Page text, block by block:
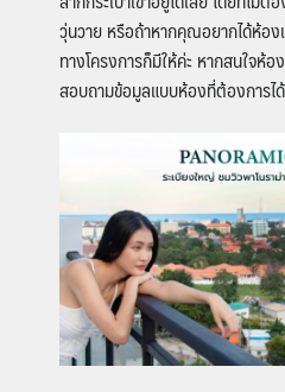
วุ่นวาย หรือถ้าหากคุณอยากได้ห้อง
ทางโครงการก็มีให้ค่ะ หากสนใจห้
สอบถามข้อมูลแบบห้องที่ต้องการไ